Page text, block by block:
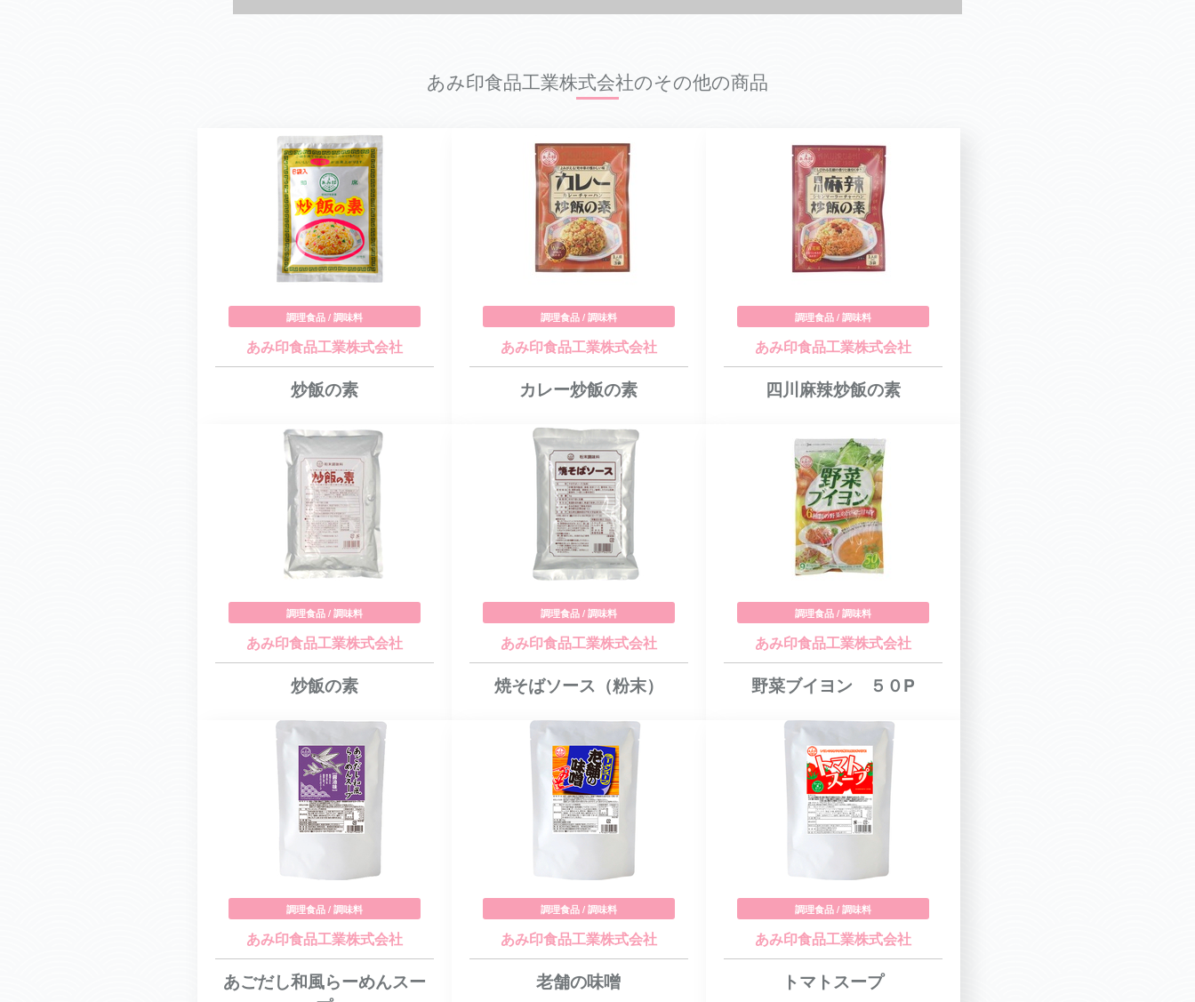
あみ印食品工業株式会社のその他の商品
調理食品 / 調味料
あみ印食品工業株式会社
炒飯の素
調理食品 / 調味料
あみ印食品工業株式会社
カレー炒飯の素
調理食品 / 調味料
あみ印食品工業株式会社
四川麻辣炒飯の素
調理食品 / 調味料
あみ印食品工業株式会社
炒飯の素
調理食品 / 調味料
あみ印食品工業株式会社
焼そばソース（粉末）
調理食品 / 調味料
あみ印食品工業株式会社
野菜ブイヨン ５０P
調理食品 / 調味料
あみ印食品工業株式会社
あごだし和風らーめんスー
調理食品 / 調味料
あみ印食品工業株式会社
老舗の味噌
調理食品 / 調味料
あみ印食品工業株式会社
トマトスープ